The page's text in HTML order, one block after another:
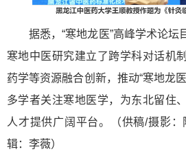
据悉，“寒地龙医”高峰学术论坛
寒地中医研究建立了跨学科对话机
药学等资源融合创新，推动“寒地龙
多学者关注寒地医学，为东北留住
人才提供广阔平台。（供稿/摄影
辑：李薇）